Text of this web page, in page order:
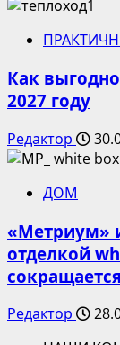
Как
2027 году
Редактор
ДОМ
«Метриум»
отделкой
сокращается
Редактор